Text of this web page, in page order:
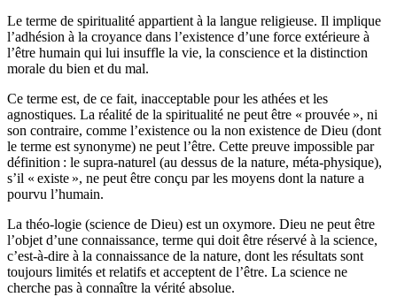
Le terme de spiritualité appartient à la langue religieuse. Il implique
l’adhésion à la croyance dans l’existence d’une force extérieure à
l’être humain qui lui insuffle la vie, la conscience et la distinction
morale du bien et du mal.
Ce terme est, de ce fait, inacceptable pour les athées et les
agnostiques. La réalité de la spiritualité ne peut être « prouvée », ni
son contraire, comme l’existence ou la non existence de Dieu (dont
le terme est synonyme) ne peut l’être. Cette preuve impossible par
définition : le supra-naturel (au dessus de la nature, méta-physique),
s’il « existe », ne peut être conçu par les moyens dont la nature a
pourvu l’humain.
La théo-logie (science de Dieu) est un oxymore. Dieu ne peut être
l’objet d’une connaissance, terme qui doit être réservé à la science,
c’est-à-dire à la connaissance de la nature, dont les résultats sont
toujours limités et relatifs et acceptent de l’être. La science ne
cherche pas à connaître la vérité absolue.